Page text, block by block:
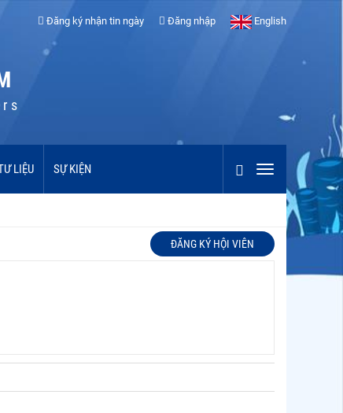
Đăng ký nhận tin ngày Đăng nhập English
LIỆU SỰ KIỆN
ĐĂNG KÝ HỘI VIÊN